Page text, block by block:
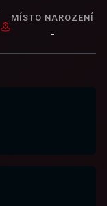
MÍSTO NAROZENÍ
-